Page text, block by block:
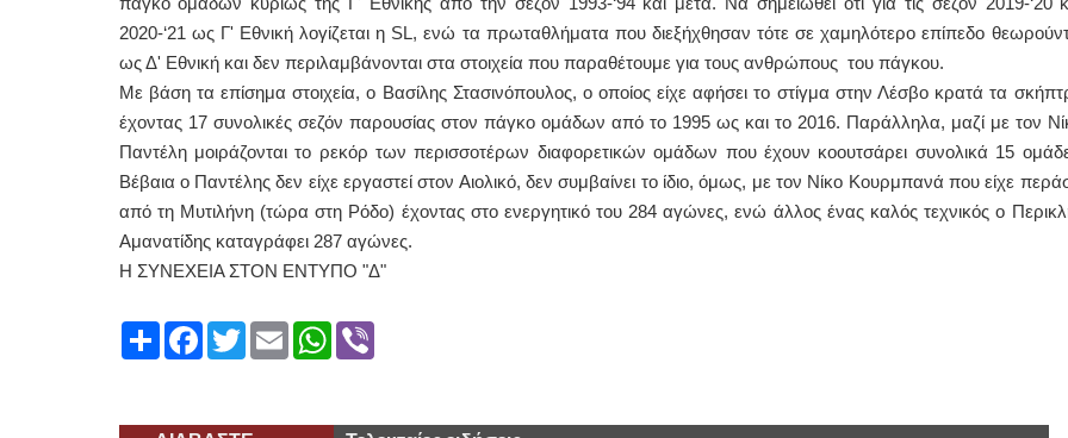
2020-‘21 ως Γ' Εθνική λογίζεται η SL, ενώ τα πρωταθλήματα που διεξήχθησαν τότε σε χαμηλότερο επίπεδο
ως Δ' Εθνική και δεν περιλαμβάνονται στα στοιχεία που παραθέτουμε για τους ανθρώπους του πάγκου.
Με βάση τα επίσημα στοιχεία, ο Βασίλης Στασινόπουλος, ο οποίος είχε αφήσει το στίγμα στην Λέσβο κρατά τα
έχοντας 17 συνολικές σεζόν παρουσίας στον πάγκο ομάδων από το 1995 ως και το 2016. Παράλληλα, μαζί με τον
Παντέλη μοιράζονται το ρεκόρ των περισσοτέρων διαφορετικών ομάδων που έχουν κοουτσάρει συνολικά 15
Βέβαια ο Παντέλης δεν είχε εργαστεί στον Αιολικό, δεν συμβαίνει το ίδιο, όμως, με τον Νίκο Κουρμπανά που είχε
από τη Μυτιλήνη (τώρα στη Ρόδο) έχοντας στο ενεργητικό του 284 αγώνες, ενώ άλλος ένας καλός τεχνικός ο
Αμανατίδης καταγράφει 287 αγώνες.
Η ΣΥΝΕΧΕΙΑ ΣΤΟΝ ΕΝΤΥΠΟ "Δ"
ShareFacebook
TwitterEmailWhatsApp
Viber